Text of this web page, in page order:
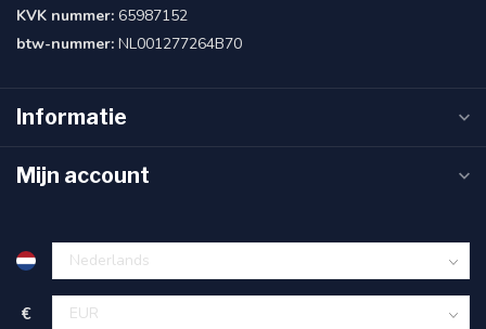
KVK nummer: 65987152
btw-nummer: NL001277264B70
Informatie
Mijn account
€